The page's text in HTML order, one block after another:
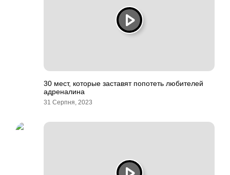
30 мест, которые заставят попотеть любителей
адреналина
31 Серпня, 2023